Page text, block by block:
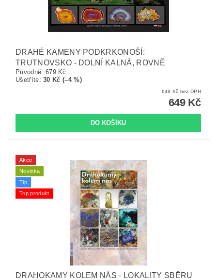
DRAHÉ KAMENY PODKRKONOŠÍ:
TRUTNOVSKO - DOLNÍ KALNÁ, ROVNĚ
Původně: 679 Kč
Ušetříte:30 Kč (–4 %)
649 Kč bez DPH
649 Kč
Akce
Novinka
Tip
Top produkt
DRAHOKAMY KOLEM NÁS - LOKALITY SBĚRU